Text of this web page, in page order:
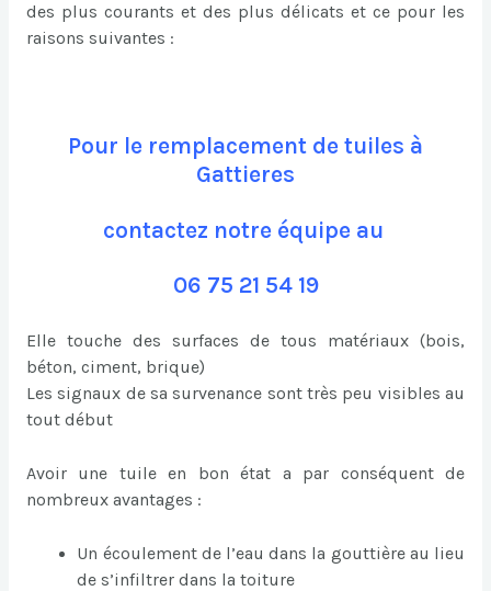
des plus courants et des plus délicats et ce pour les
raisons suivantes :
Pour le remplacement de tuiles à
Gattieres
contactez notre équipe au
06 75 21 54 19
Elle touche des surfaces de tous matériaux (bois,
béton, ciment, brique)
Les signaux de sa survenance sont très peu visibles au
tout début
Avoir une tuile en bon état a par conséquent de
nombreux avantages :
Un écoulement de l’eau dans la gouttière au lieu
de s’infiltrer dans la toiture